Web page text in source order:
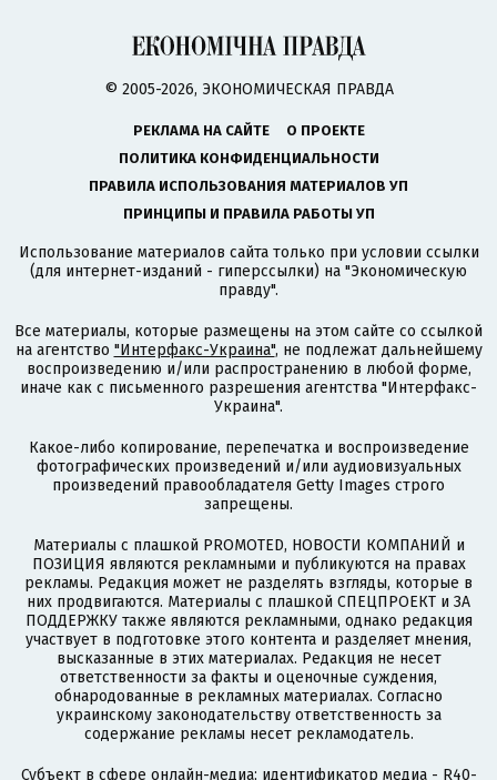
© 2005-2026, ЭКОНОМИЧЕСКАЯ ПРАВДА
РЕКЛАМА НА САЙТЕ
О ПРОЕКТЕ
ПОЛИТИКА КОНФИДЕНЦИАЛЬНОСТИ
ПРАВИЛА ИСПОЛЬЗОВАНИЯ МАТЕРИАЛОВ УП
ПРИНЦИПЫ И ПРАВИЛА РАБОТЫ УП
Использование материалов сайта только при условии ссылки
(для интернет-изданий - гиперссылки) на "Экономическую
правду".
Все материалы, которые размещены на этом сайте со ссылкой
на агентство "Интерфакс-Украина", не подлежат дальнейшему
воспроизведению и/или распространению в любой форме,
иначе как с письменного разрешения агентства "Интерфакс-
Украина".
Какое-либо копирование, перепечатка и воспроизведение
фотографических произведений и/или аудиовизуальных
произведений правообладателя Getty Images строго
запрещены.
Материалы с плашкой PROMOTED, НОВОСТИ КОМПАНИЙ и
ПОЗИЦИЯ являются рекламными и публикуются на правах
рекламы. Редакция может не разделять взгляды, которые в
них продвигаются. Материалы с плашкой СПЕЦПРОЕКТ и ЗА
ПОДДЕРЖКУ также являются рекламными, однако редакция
участвует в подготовке этого контента и разделяет мнения,
высказанные в этих материалах. Редакция не несет
ответственности за факты и оценочные суждения,
обнародованные в рекламных материалах. Согласно
украинскому законодательству ответственность за
содержание рекламы несет рекламодатель.
Субъект в сфере онлайн-медиа; идентификатор медиа - R40-